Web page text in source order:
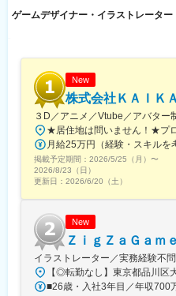
が通勤等が心身の負担にな
100%、子育てをしながら
■独自のスキルアップ支援制
特定の資格に合格した場合
す。勉強会や資料・技術書
挑戦し成長できる機会の創
行う独自プロジェクトを立
クト制度』があります。許
ジェクトに充てることがで
す！
変更の範囲：会社の定める業
ゲームデザイナー・イラストレーター
New
株式会社ＫＡＩＫＡ
３D／アニメ／Vtube／アバター
掲載予定期間： 2026/5/25（月） 〜
2026/8/23（日）
更新日： 2026/6/20（土）
New
ＺｉｇＺａＧａｍ
イラストレーター／実務経験不